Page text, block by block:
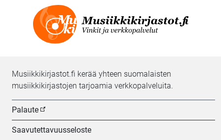
Musiikkikirjastot.fi kerää yhteen suomalaisten
musiikkikirjastojen tarjoamia verkkopalveluita.
Palaute
Saavutettavuusseloste